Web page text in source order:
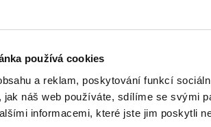
používá cookies
a reklam, poskytování funkcí
jak náš web používáte, sdílíme se svými
informacemi, které jste jim poskytli